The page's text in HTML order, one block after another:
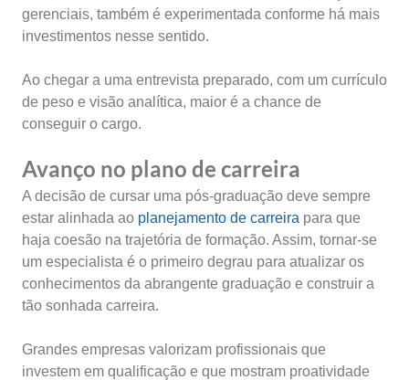
gerenciais, também é experimentada conforme há mais
investimentos nesse sentido.
Ao chegar a uma entrevista preparado, com um currículo
de peso e visão analítica, maior é a chance de
conseguir o cargo.
Avanço no plano de carreira
A decisão de cursar uma pós-graduação deve sempre
estar alinhada ao planejamento de carreira para que
haja coesão na trajetória de formação. Assim, tornar-se
um especialista é o primeiro degrau para atualizar os
conhecimentos da abrangente graduação e construir a
tão sonhada carreira.
Grandes empresas valorizam profissionais que
investem em qualificação e que mostram proatividade